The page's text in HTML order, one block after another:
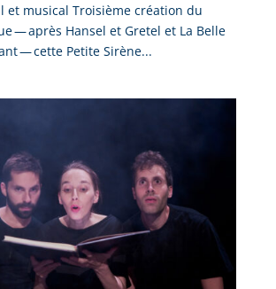
et musical Troisième création du
— après Hansel et Gretel et La Belle
— cette Petite Sirène...